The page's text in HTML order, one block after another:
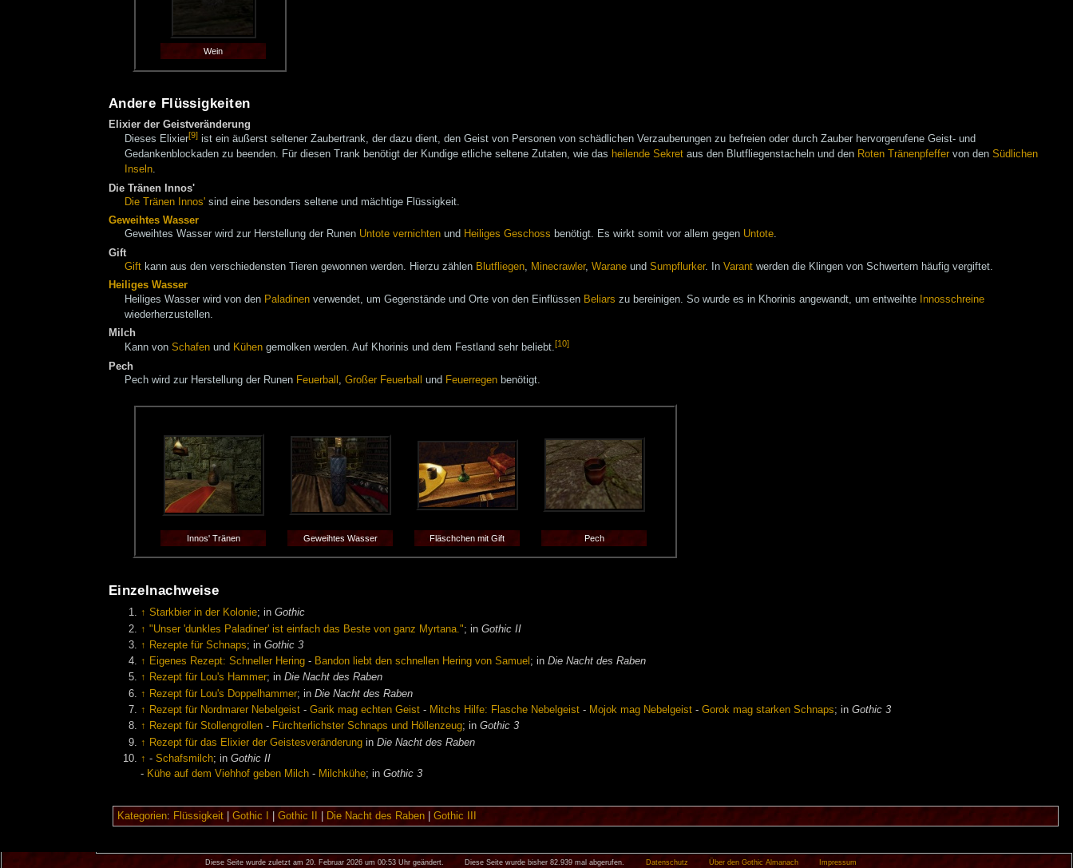
Wein
Andere Flüssigkeiten
Elixier der Geistveränderung
Dieses Elixier[9] ist ein äußerst seltener Zaubertrank, der dazu dient, den Geist von Personen von schädlichen Verzauberungen zu befreien oder durch Zauber hervorgerufene Geist- und
Gedankenblockaden zu beenden. Für diesen Trank benötigt der Kundige etliche seltene Zutaten, wie das heilende Sekret aus den Blutfliegenstacheln und den Roten Tränenpfeffer von den Südlichen
Inseln.
Die Tränen Innos'
Die Tränen Innos' sind eine besonders seltene und mächtige Flüssigkeit.
Geweihtes Wasser
Geweihtes Wasser wird zur Herstellung der Runen Untote vernichten und Heiliges Geschoss benötigt. Es wirkt somit vor allem gegen Untote.
Gift
Gift kann aus den verschiedensten Tieren gewonnen werden. Hierzu zählen Blutfliegen, Minecrawler, Warane und Sumpflurker. In Varant werden die Klingen von Schwertern häufig vergiftet.
Heiliges Wasser
Heiliges Wasser wird von den Paladinen verwendet, um Gegenstände und Orte von den Einflüssen Beliars zu bereinigen. So wurde es in Khorinis angewandt, um entweihte
Innosschreine
wiederherzustellen.
Milch
Kann von Schafen und Kühen gemolken werden. Auf Khorinis und dem Festland sehr beliebt.[10]
Pech
Pech wird zur Herstellung der Runen Feuerball , Großer Feuerball und Feuerregen benötigt.
Innos' Tränen Geweihtes Wasser Fläschchen mit Gift Pech
Einzelnachweise
↑ Starkbier in der Kolonie; inGothic
↑ "Unser 'dunkles Paladiner' ist einfach das Beste von ganz Myrtana."; inGothic II
↑ Rezepte für Schnaps; inGothic 3
↑ Eigenes Rezept: Schneller Hering - Bandon liebt den schnellen Hering von Samuel ; inDie Nacht des Raben
↑ Rezept für Lou's Hammer; inDie Nacht des Raben
↑ Rezept für Lou's Doppelhammer; inDie Nacht des Raben
↑ Rezept für Nordmarer Nebelgeist -Garik mag echten Geist - Mitchs Hilfe: Flasche Nebelgeist - Mojok mag Nebelgeist -Gorok mag starken Schnaps; inGothic 3
↑ Rezept für Stollengrollen - Fürchterlichster Schnaps und Höllenzeug; inGothic 3
↑ Rezept für das Elixier der Geistesveränderung inDie Nacht des Raben
↑ -Schafsmilch; inGothic II
- Kühe auf dem Viehhof geben Milch - Milchkühe; inGothic 3
Kategorien: Flüssigkeit| Gothic I Gothic II Die Nacht des Raben| Gothic III
Diese Seite wurde zuletzt am 20. Februar 2026 um 00:53 Uhr geändert. Diese Seite wurde bisher 82.939 mal abgerufen. Datenschutz Über den Gothic Almanach Impressum